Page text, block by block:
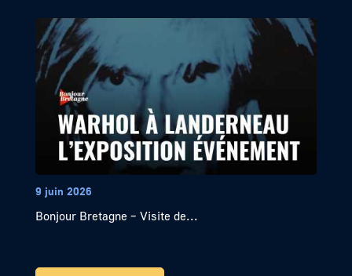
9 juin 2026
Bonjour Bretagne – Visite de...